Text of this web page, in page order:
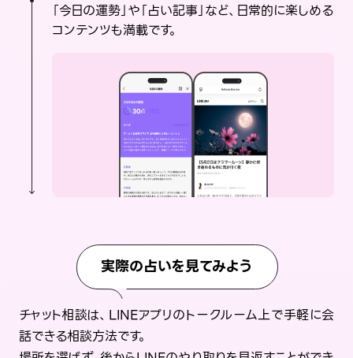
「今日の運勢」や「占い記事」など、日常的に楽しめる
コンテンツも満載です。
実際の占いを見てみよう
チャット相談は、LINEアプリのトークルーム上で手軽に会
話できる相談方法です。